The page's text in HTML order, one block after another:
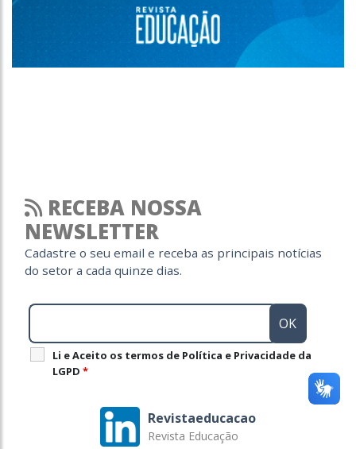
RECEBA NOSSA
NEWSLETTER
Cadastre o seu email e receba as principais notícias
do setor a cada quinze dias.
Li e Aceito os termos de Política e Privacidade da
LGPD *
Revistaeducacao
Revista Educação